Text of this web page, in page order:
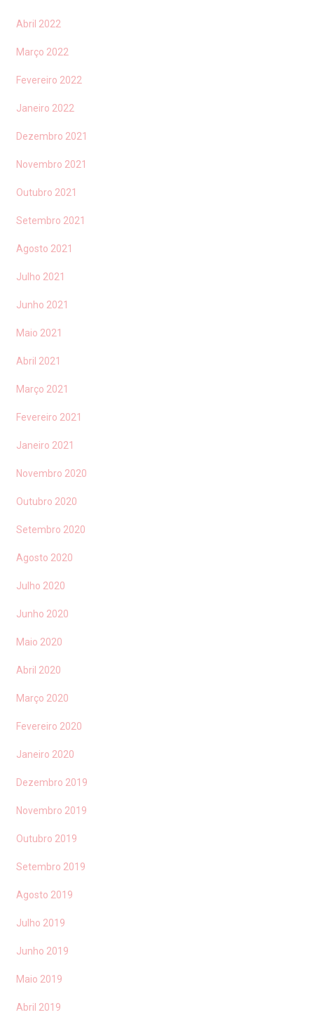
Abril 2022
Março 2022
Fevereiro 2022
Janeiro 2022
Dezembro 2021
Novembro 2021
Outubro 2021
Setembro 2021
Agosto 2021
Julho 2021
Junho 2021
Maio 2021
Abril 2021
Março 2021
Fevereiro 2021
Janeiro 2021
Novembro 2020
Outubro 2020
Setembro 2020
Agosto 2020
Julho 2020
Junho 2020
Maio 2020
Abril 2020
Março 2020
Fevereiro 2020
Janeiro 2020
Dezembro 2019
Novembro 2019
Outubro 2019
Setembro 2019
Agosto 2019
Julho 2019
Junho 2019
Maio 2019
Abril 2019